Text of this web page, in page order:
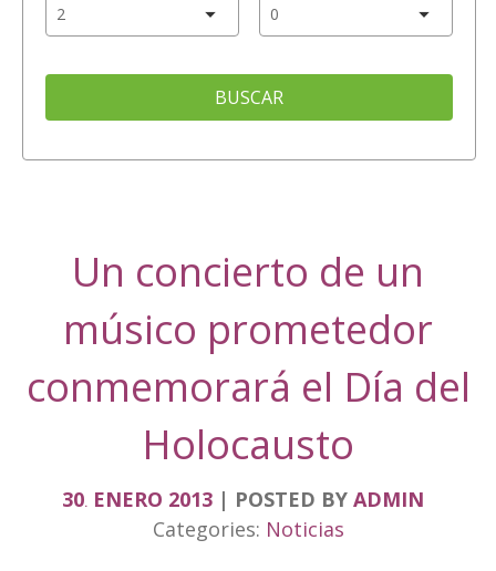
BUSCAR
Un concierto de un
músico prometedor
conmemorará el Día del
Holocausto
30. ENERO 2013 POSTED BY ADMIN
Categories: Noticias